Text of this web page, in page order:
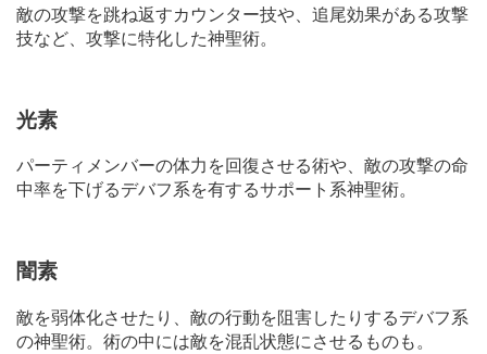
敵の攻撃を跳ね返すカウンター技や、追尾効果がある攻撃
技など、攻撃に特化した神聖術。
光素
パーティメンバーの体力を回復させる術や、敵の攻撃の命
中率を下げるデバフ系を有するサポート系神聖術。
闇素
敵を弱体化させたり、敵の行動を阻害したりするデバフ系
の神聖術。術の中には敵を混乱状態にさせるものも。